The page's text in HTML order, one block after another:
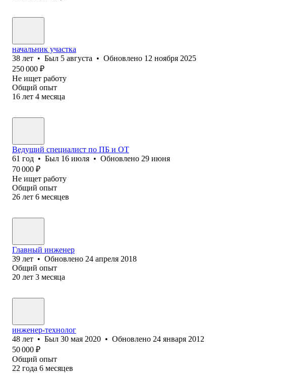
начальник участка
38 лет • Был 5 августа • Обновлено 12 ноября 2025
250 000 ₽
Не ищет работу
Общий опыт
16 лет 4 месяца
Ведущий специалист по ПБ и ОТ
61 год • Был 16 июля • Обновлено 29 июня
70 000 ₽
Не ищет работу
Общий опыт
26 лет 6 месяцев
Главный инженер
39 лет • Обновлено 24 апреля 2018
Общий опыт
20 лет 3 месяца
инженер-технолог
48 лет • Был 30 мая 2020 • Обновлено 24 января 2012
50 000 ₽
Общий опыт
22 года 6 месяцев